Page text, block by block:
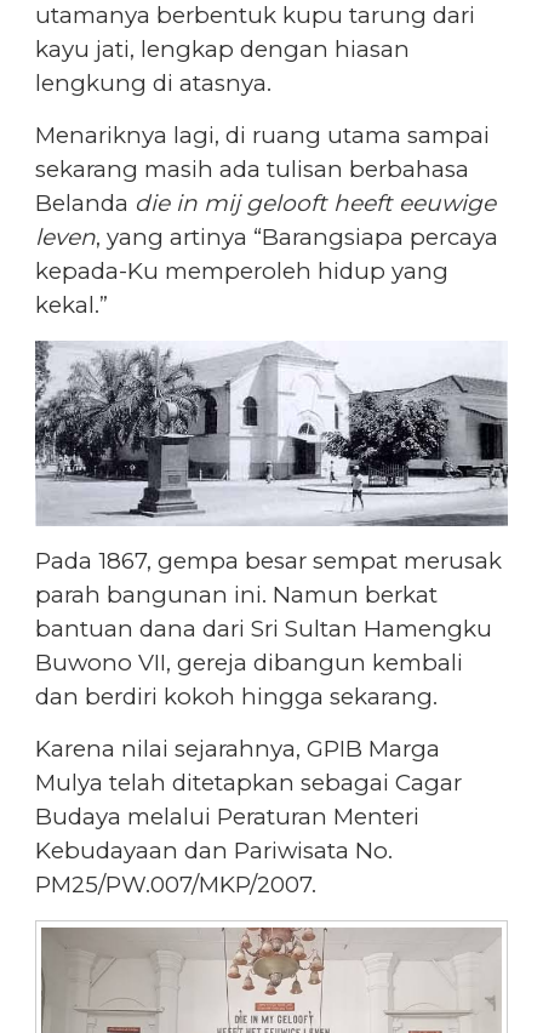
utamanya berbentuk kupu tarung dari
kayu jati, lengkap dengan hiasan
lengkung di atasnya.
Menariknya lagi, di ruang utama sampai
sekarang masih ada tulisan berbahasa
Belanda die in mij gelooft heeft eeuwige
leven, yang artinya “Barangsiapa percaya
kepada-Ku memperoleh hidup yang
kekal.”
Pada 1867, gempa besar sempat merusak
parah bangunan ini. Namun berkat
bantuan dana dari Sri Sultan Hamengku
Buwono VII, gereja dibangun kembali
dan berdiri kokoh hingga sekarang.
Karena nilai sejarahnya, GPIB Marga
Mulya telah ditetapkan sebagai Cagar
Budaya melalui Peraturan Menteri
Kebudayaan dan Pariwisata No.
PM25/PW.007/MKP/2007.